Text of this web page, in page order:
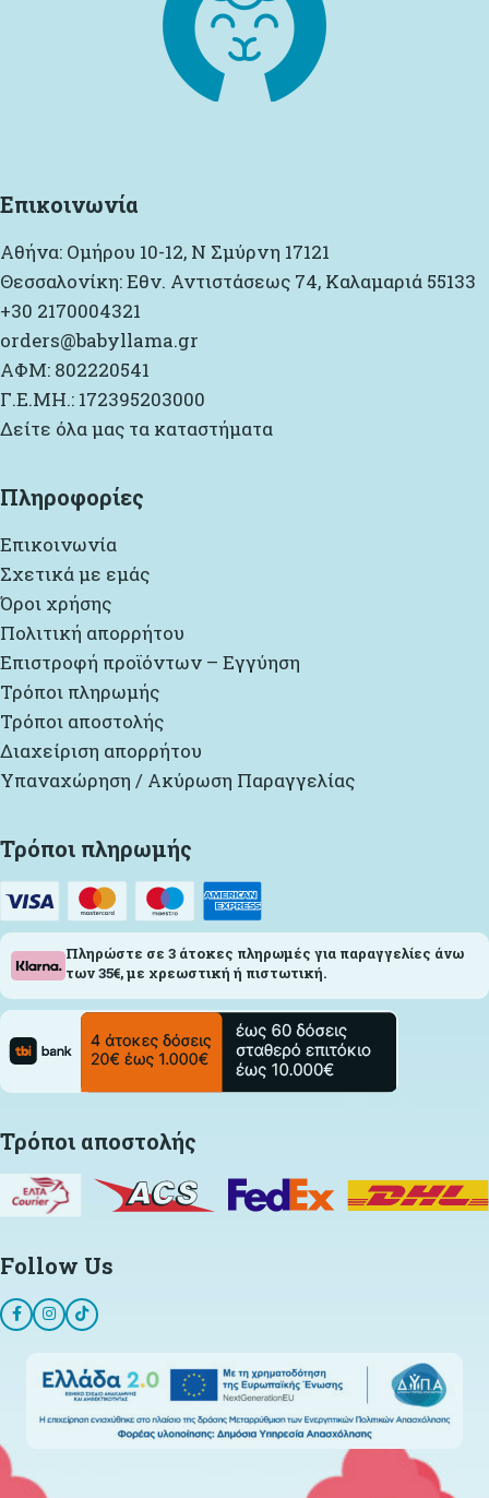
Επικοινωνία
Αθήνα: Ομήρου 10-12, Ν Σμύρνη 17121
Θεσσαλονίκη: Εθν. Αντιστάσεως 74, Καλαμαριά 55133
+30 2170004321
orders@babyllama.gr
ΑΦΜ: 802220541
Γ.Ε.ΜΗ.: 172395203000
Δείτε όλα μας τα καταστήματα
Πληροφορίες
Επικοινωνία
Σχετικά με εμάς
Όροι χρήσης
Πολιτική απορρήτου
Επιστροφή προϊόντων – Εγγύηση
Τρόποι πληρωμής
Τρόποι αποστολής
Διαχείριση απορρήτου
Υπαναχώρηση / Ακύρωση Παραγγελίας
Τρόποι πληρωμής
Πληρώστε σε 3 άτοκες πληρωμές για παραγγελίες άνω
των 35€, με χρεωστική ή πιστωτική.
Τρόποι αποστολής
Follow Us